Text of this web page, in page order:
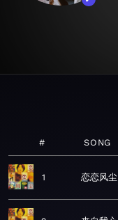
# SONG
1 恋恋风尘